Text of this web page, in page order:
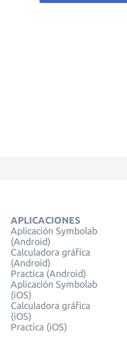
APLICACIONES
Aplicación Symbolab
(Android)
Calculadora gráfica
(Android)
Practica (Android)
Aplicación Symbolab
(iOS)
Calculadora gráfica
(iOS)
Practica (iOS)